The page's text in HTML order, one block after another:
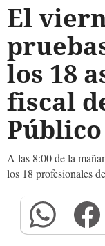
El
los 18
fiscal
Público
A las 8:00 de la
los 18 profesionales